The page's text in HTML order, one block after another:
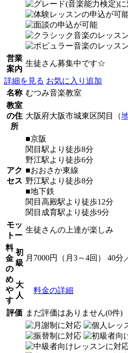
営業
案内
生徒さん募集中です☆
詳細を見る お気に入り追加
名称 むつみ音楽教室
教室
の住
所
大阪府大阪市城東区関目（
アク
セス
■京阪
関目駅より徒歩8分
野江駅より徒歩6分
■おおさか東線
野江駅より徒歩8分
■地下鉄
関目高殿駅より徒歩12分
関目成育駅より徒歩9分
モッ
トー
生徒さんの上達が楽しみ
料
金
の
め
や
す
初
級
月7000円（月3～4回） 40分
大
人
料金の詳細
評価 まだ評価はありません(0件)